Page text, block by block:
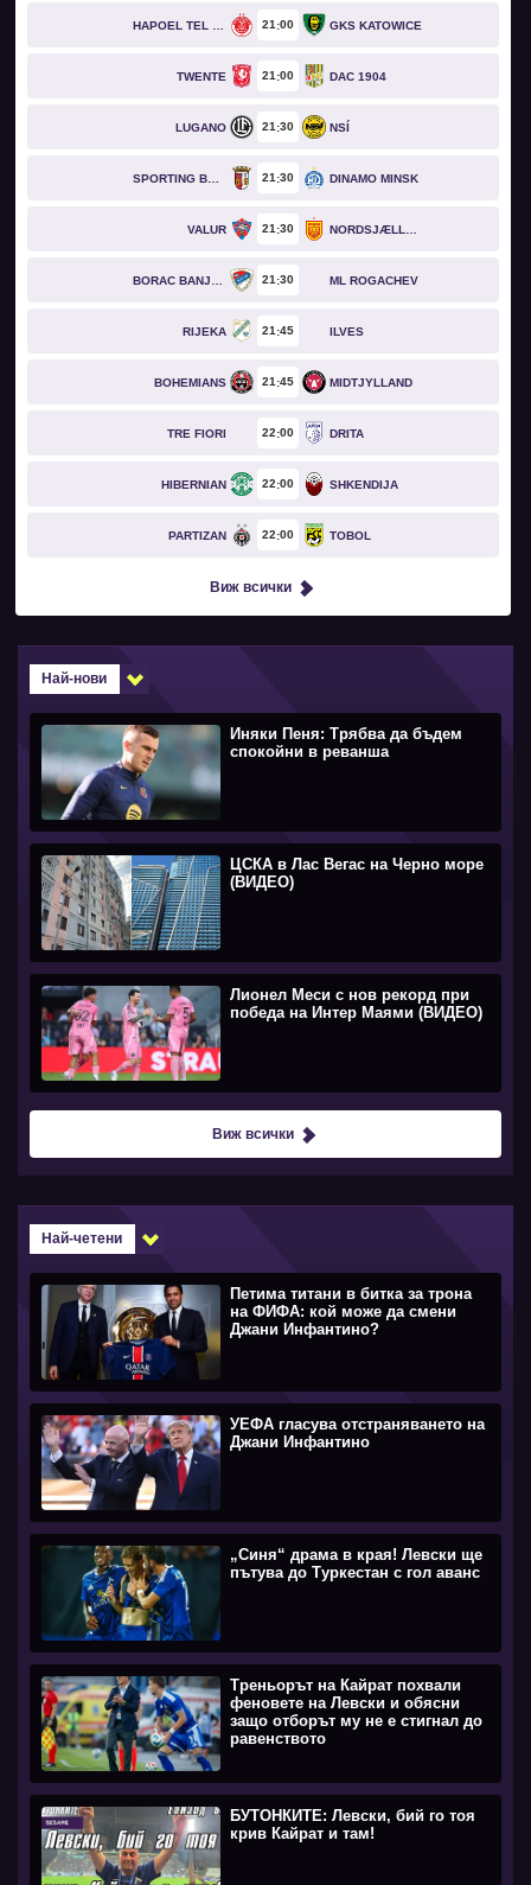
HAPOEL TEL AVIV 21 00 GKS KATOWICE
TWENTE 21 00 DAC 1904
LUGANO 21 30 NSÍ
SPORTING BRAGA 21 30 DINAMO MINSK
VALUR 21 30 NORDSJÆLLAND
BORAC BANJA LUKA 21 30 ML ROGACHEV
RIJEKA 21 45 ILVES
BOHEMIANS 21 45 MIDTJYLLAND
TRE FIORI 22 00 DRITA
HIBERNIAN 22 00 SHKENDIJA
PARTIZAN 22 00 TOBOL
Виж всички
Най-нови
Иняки Пеня: Трябва да бъдем
спокойни в реванша
ЦСКА в Лас Вегас на Черно море
(ВИДЕО)
Лионел Меси с нов рекорд при
победа на Интер Маями (ВИДЕО)
Виж всички
Най-четени
Петима титани в битка за трона
на ФИФА: кой може да смени
Джани Инфантино?
УЕФА гласува отстраняването на
Джани Инфантино
„Синя“ драма в края! Левски ще
пътува до Туркестан с гол аванс
Треньорът на Кайрат похвали
феновете на Левски и обясни
защо отборът му не е стигнал до
равенството
БУТОНКИТЕ: Левски, бий го тоя
крив Кайрат и там!